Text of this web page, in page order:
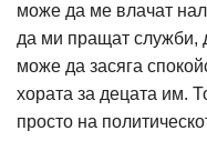
може да ме влачат
да ми пращат служби,
може да засяга
хората за децата им.
просто на